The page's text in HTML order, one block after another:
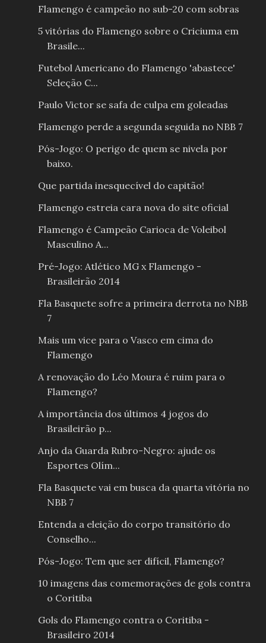
Flamengo é campeão no sub-20 com sobras
5 vitórias do Flamengo sobre o Criciuma em
Brasile...
Futebol Americano do Flamengo 'abastece'
Seleção C...
Paulo Victor se safa de culpa em goleadas
Flamengo perde a segunda seguida no NBB 7
Pós-Jogo: O perigo de quem se nivela por
baixo.
Que partida inesquecível do capitão!
Flamengo estreia cara nova do site oficial
Flamengo é Campeão Carioca de Voleibol
Masculino A...
Pré-Jogo: Atlético MG x Flamengo -
Brasileirão 2014
Fla Basquete sofre a primeira derrota no NBB
7
Mais um vice para o Vasco em cima do
Flamengo
A renovação do Léo Moura é ruim para o
Flamengo?
A importância dos últimos 4 jogos do
Brasileirão p...
Anjo da Guarda Rubro-Negro: ajude os
Esportes Olím...
Fla Basquete vai em busca da quarta vitória no
NBB 7
Entenda a eleição do corpo transitório do
Conselho...
Pós-Jogo: Tem que ser difícil, Flamengo?
10 imagens das comemorações de gols contra
o Coritiba
Gols do Flamengo contra o Coritiba -
Brasileiro 2014